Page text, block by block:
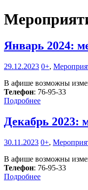
Январь 2024:
29.12.2023 0+,
В афише возможны
Телефон: 76-95-33
Подробнее
Декабрь 2023:
30.11.2023 0+,
В афише возможны
Телефон: 76-95-33
Подробнее